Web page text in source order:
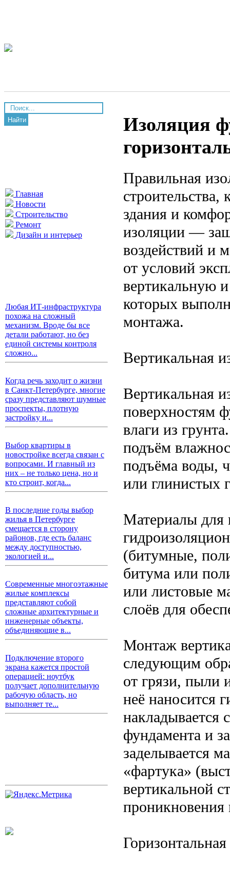
Найти
Главная
Новости
Строительство
Ремонт
Дизайн и интерьер
Любая ИТ-инфраструктура
похожа на сложный
механизм. Вроде бы все
детали работают, но без
единой системы контроля
сложно...
Когда речь заходит о жизни
в Санкт-Петербурге, многие
сразу представляют шумные
проспекты, плотную
застройку и...
Выбор квартиры в
новостройке всегда связан с
вопросами. И главный из
них – не только цена, но и
кто строит, когда...
В последние годы выбор
жилья в Петербурге
смещается в сторону
районов, где есть баланс
между доступностью,
экологией и...
Современные многоэтажные
жилые комплексы
представляют собой
сложные архитектурные и
инженерные объекты,
объединяющие в...
Подключение второго
экрана кажется простой
операцией: ноутбук
получает дополнительную
рабочую область, но
выполняет те...
Изоляция
Правильная
строительства,
здания и
изоляции —
воздействий и
от условий
вертикальную
которых
монтажа.
Вертикальная
Вертикальная
поверхностям
влаги из
подъём
подъёма воды,
или глинистых
Материалы для
(битумные,
битума или
или листовые
слоёв для
Монтаж
следующим
от грязи, пыли
неё наносится
накладывается
фундамента и
заделывается
«фартука»
вертикальной
проникновения